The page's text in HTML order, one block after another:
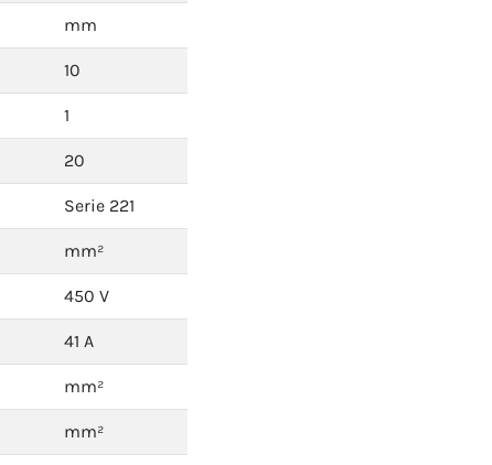
mm
10
1
20
Serie 221
mm²
450 V
41 A
mm²
mm²